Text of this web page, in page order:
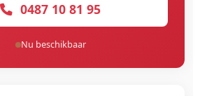
0487 10 81 95
Nu beschikbaar